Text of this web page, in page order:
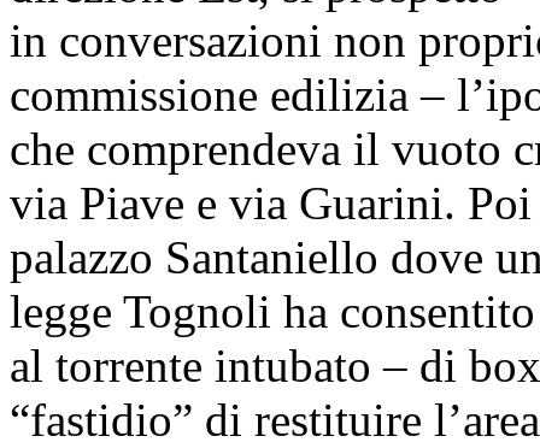
in conversazioni non
commissione edilizia –
che comprendeva il vuoto
via Piave e via Guarini. Poi
palazzo Santaniello dove
legge Tognoli ha
al torrente intubato – di
“fastidio” di restituire